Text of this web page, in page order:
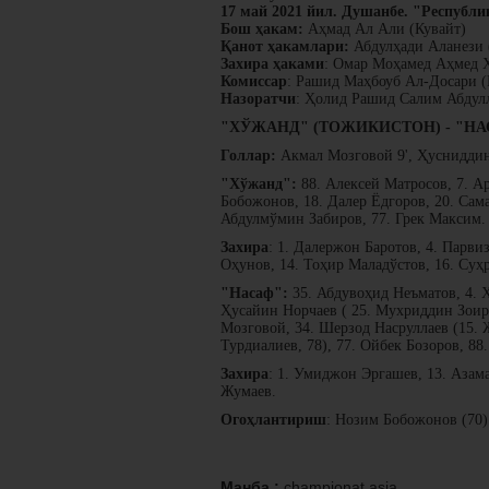
17 май 2021 йил. Душанбе.
Бош ҳакам: Аҳмад Ал Али (Кувайт)
Қанот ҳакамлари: Абдулҳади
Захира ҳаками: Омар Моҳамед Аҳмед
Комиссар: Рашид Маҳбоуб Ал-Досари
Назоратчи: Ҳолид Рашид Салим
"ХЎЖАНД" (ТОЖИКИСТОН) -
Голлар: Акмал Мозговой 9',
"Хўжанд": 88. Алексей Матросов, 7.
Бобожонов, 18. Далер Ёдгоров, 20.
Абдулмўмин Забиров, 77. Грек Максим.
Захира: 1. Далержон Баротов, 4.
Оҳунов, 14. Тоҳир Маладўстов, 16.
"Насаф": 35. Абдувоҳид Неъматов, 4.
Ҳусайин Норчаев ( 25. Мухриддин
Мозговой, 34. Шерзод Насруллаев
Турдиалиев, 78), 77. Ойбек Бозоров,
Захира: 1. Умиджон Эргашев, 13.
Жумаев.
Огоҳлантириш: Нозим Бобожонов (70).